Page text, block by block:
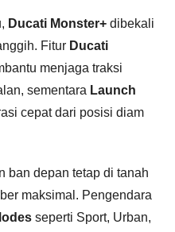
Ducati Monster+ dibekali
Fitur Ducati
menjaga traksi
sementara Launch
cepat dari posisi diam
ban depan tetap di tanah
maksimal. Pengendara
seperti Sport, Urban,